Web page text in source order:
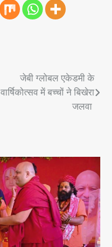
जेबी ग्लोबल एकेडमी के
वार्षिकोत्सव में बच्चों ने बिखेरा
जलवा